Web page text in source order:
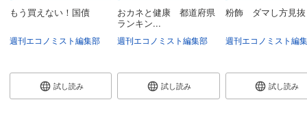
もう買えない！国債
週刊エコノミスト編集部
試し読み
おカネと健康 都道府県
ランキン...
週刊エコノミスト編集部
試し読み
粉飾 ダマし方見抜
週刊エコノミスト編
試し読み